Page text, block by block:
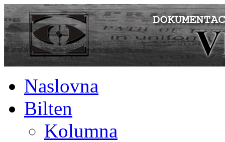
Naslovna
Bilten
Kolumna